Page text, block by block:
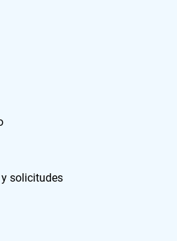
solicitudes